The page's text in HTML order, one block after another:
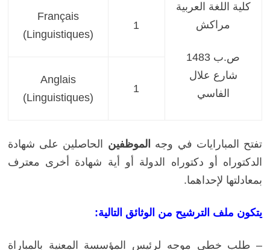
Français
(Linguistiques)
1
كلية اللغة العربية
مراكش
ص.ب 1483
شارع علال
الفاسي
Anglais
(Linguistiques)
1
تفتح المبارايات في وجه الموظفين الحاصلين على شهادة
الدكتوراه أو دكتوراه الدولة أو أية شهادة أخرى معترف
بمعادلتها لإحداهما.
يتكون ملف الترشيح من الوثائق التالية:
– طلب خطي موجه لرئيس المؤسسة المعنية بالمباراة